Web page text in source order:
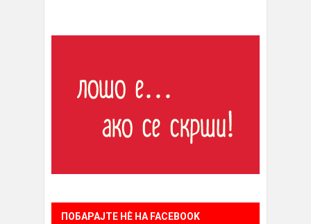
ПОБАРАЈТЕ НÈ НА FACEBOOK